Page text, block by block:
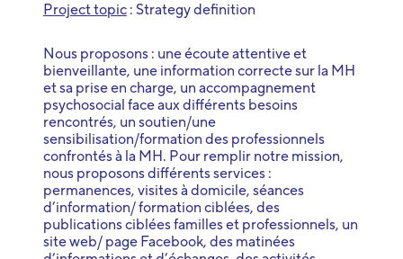
Project topic: Strategy definition
Nous proposons : une écoute attentive et
bienveillante, une information correcte sur la MH
et sa prise en charge, un accompagnement
psychosocial face aux différents besoins
rencontrés, un soutien/une
sensibilisation/formation des professionnels
confrontés à la MH. Pour remplir notre mission,
nous proposons différents services :
permanences, visites à domicile, séances
d’information/ formation ciblées, des
publications ciblées familles et professionnels, un
site web/ page Facebook, des matinées